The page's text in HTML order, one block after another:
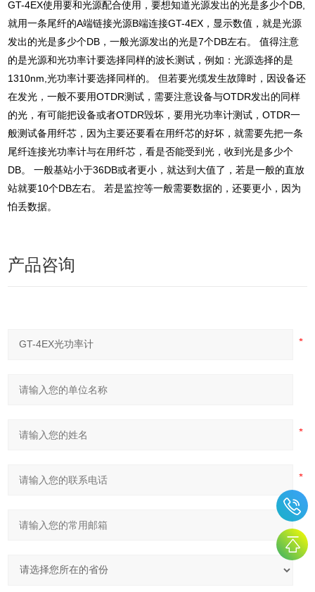
GT-4EX使用要和光源配合使用，要想知道光源发出的光是多少个DB,
就用一条尾纤的A端链接光源B端连接GT-4EX，显示数值，就是光源
发出的光是多少个DB，一般光源发出的光是7个DB左右。 值得注意
的是光源和光功率计要选择同样的波长测试，例如：光源选择的是
1310nm,光功率计要选择同样的。 但若要光缆发生故障时，因设备还
在发光，一般不要用OTDR测试，需要注意设备与OTDR发出的同样
的光，有可能把设备或者OTDR毁坏，要用光功率计测试，OTDR一
般测试备用纤芯，因为主要还要看在用纤芯的好坏，就需要先把一条
尾纤连接光功率计与在用纤芯，看是否能受到光，收到光是多少个
DB。 一般基站小于36DB或者更小，就达到大值了，若是一般的直放
站就要10个DB左右。 若是监控等一般需要数据的，还要更小，因为
怕丢数据。
产品咨询